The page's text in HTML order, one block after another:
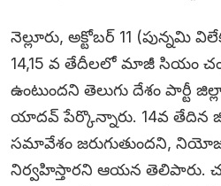
నెల్లూరు, అక్టోబర్‌ 11 (పున్నమి
14,15 వ తేదీలలో మాజీ సియం
ఉంటుందని తెలుగు దేశం పార్టీ
యాదవ్‌ పేర్కొన్నారు. 14వ తేదిన
సమావేశం జరుగుతుందని,
నిర్వహిస్తారని ఆయన తెలిపారు.